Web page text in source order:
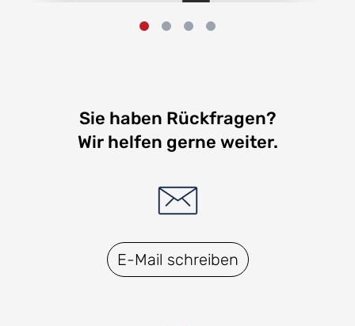
Sie haben Rückfragen?
Wir helfen gerne weiter.
E-Mail schreiben